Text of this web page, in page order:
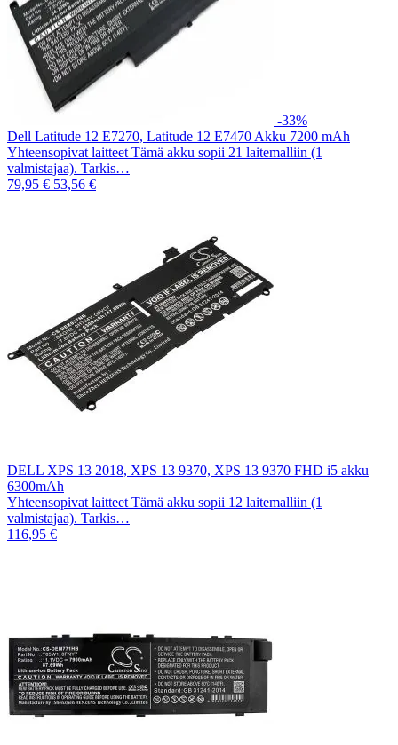
-33%
Dell Latitude 12 E7270, Latitude 12 E7470 Akku 7200 mAh
Yhteensopivat laitteet Tämä akku sopii 21 laitemalliin (1
valmistajaa). Tarkis…
79,95 € 53,56 €
DELL XPS 13 2018, XPS 13 9370, XPS 13 9370 FHD i5 akku
6300mAh
Yhteensopivat laitteet Tämä akku sopii 12 laitemalliin (1
valmistajaa). Tarkis…
116,95 €